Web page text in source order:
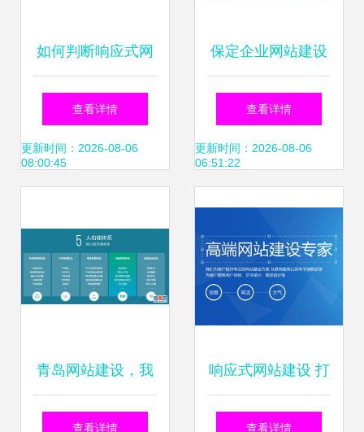
如何判断响应式网
站建设的好坏
查看详情
更新时间：2026-08-06
08:00:45
保定企业网站建设
成本详解 从几千到
数万，如何合理规
查看详情
更新时间：2026-08-06
06:51:22
青岛网站建设，我
们只做精品——打
查看详情
响应式网站建设 打
造多设备适配的卓
查看详情